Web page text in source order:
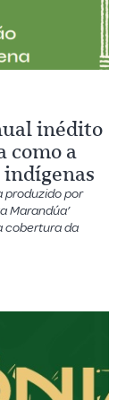
inédito
como a
produzido por
Marandúa’
cobertura da